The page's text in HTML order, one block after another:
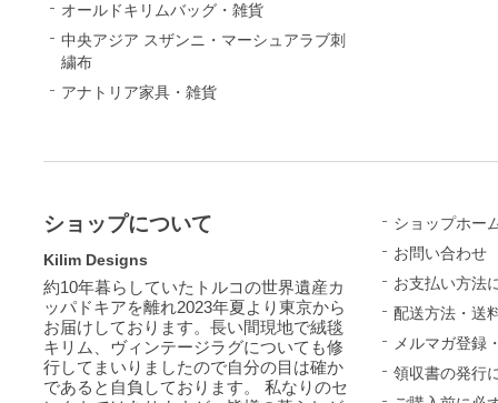
オールドキリムバッグ・雑貨
中央アジア スザンニ・マーシュアラブ刺
繍布
アナトリア家具・雑貨
ショップについて
Kilim Designs
約10年暮らしていたトルコの世界遺産カ
ッパドキアを離れ2023年夏より東京から
お届けしております。長い間現地で絨毯
キリム、ヴィンテージラグについても修
行してまいりましたので自分の目は確か
であると自負しております。 私なりのセ
ショップホー
お問い合わせ
お支払い方法
配送方法・送
メルマガ登録
領収書の発行